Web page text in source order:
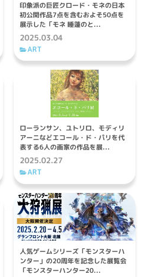
印象派の巨匠クロード・モネの日本
初公開作品7点を含むおよそ50点を
展示した「モネ 睡蓮のと...
2025.03.04
ART
ローランサン、ユトリロ、モディリ
アーニなどエコール・ド・パリを代
表する6人の画家の作品を展...
2025.02.27
ART
人気ゲームシリーズ「モンスターハ
ンター」の20周年を記念した展覧会
「モンスターハンター20...